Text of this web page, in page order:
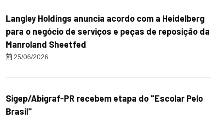
Langley Holdings anuncia acordo com a Heidelberg
para o negócio de serviços e peças de reposição da
Manroland Sheetfed
25/06/2026
Sigep/Abigraf-PR recebem etapa do "Escolar Pelo
Brasil"